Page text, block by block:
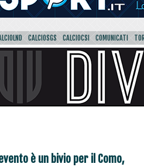
CALCIOSGS CALCIOCSI COMUNICATI
è un bivio per il Como,